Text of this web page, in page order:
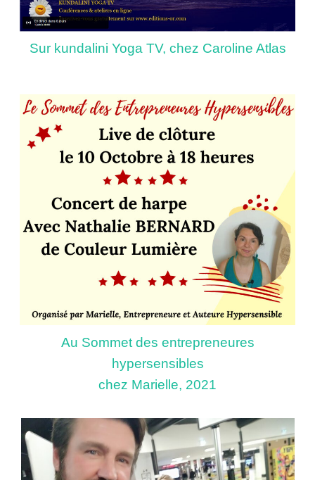
Sur kundalini Yoga TV, chez Caroline Atlas
Au Sommet des entrepreneures
hypersensibles
chez Marielle, 2021